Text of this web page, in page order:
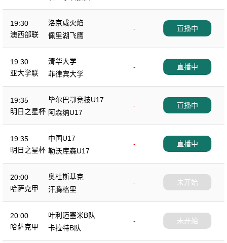
19:30
澳西部联
洛京咸火焰
-
佩里湖飞鹰
直播中
19:30
亚大学联
清华大学
-
菲律宾大学
直播中
19:35
明日之星杯
毕尔巴鄂竞技U17
-
阿森纳U17
直播中
19:35
明日之星杯
中国U17
-
勒沃库森U17
直播中
20:00
哈萨克甲
奥杜斯基克
-
汗腾格里
未开始
20:00
哈萨克甲
叶利迈塞米B队
-
卡拉特B队
未开始